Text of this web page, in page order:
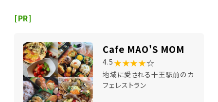
[PR]
Cafe MAO'S MOM
4.5 ★★★★☆
地域に愛される十王駅前のカ
フェレストラン